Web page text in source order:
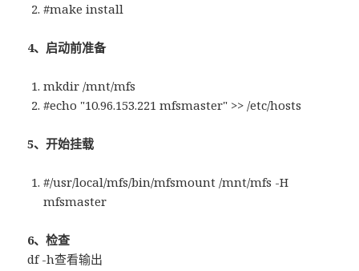
#make install
4、启动前准备
mkdir /mnt/mfs
#echo "10.96.153.221 mfsmaster" >> /etc/hosts
5、开始挂载
#/usr/local/mfs/bin/mfsmount /mnt/mfs -H
mfsmaster
6、检查
df -h查看输出